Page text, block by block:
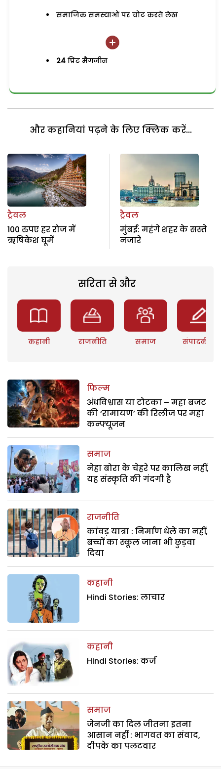
समाजिक समस्याओं पर चोट करते लेख
24 प्रिंट मैगजीन
और कहानियां पढ़ने के लिए क्लिक करें...
ट्रैवल
100 रुपए हर रोज में
ऋषिकेश घूमें
ट्रैवल
मुंबई: महंगे शहर के सस्ते
नजारे
सरिता से और
कहानी राजनीति समाज संपादकीय
फिल्म
अंधविश्वास या टोटका – महा बजट
की ‘रामायण’ की रिलीज पर महा
कन्फ्यूजन
समाज
नेहा बोरा के चेहरे पर कालिख नहीं,
यह संस्कृति की गंदगी है
राजनीति
कांवड़ यात्रा : निर्माण धेले का नहीं,
बच्चों का स्कूल जाना भी छुड़वा
दिया
कहानी
Hindi Stories: लाचार
कहानी
Hindi Stories: कर्ज
समाज
जेनजी का दिल जीतना इतना
आसान नहीं : भागवत का संवाद,
दीपके का पलटवार